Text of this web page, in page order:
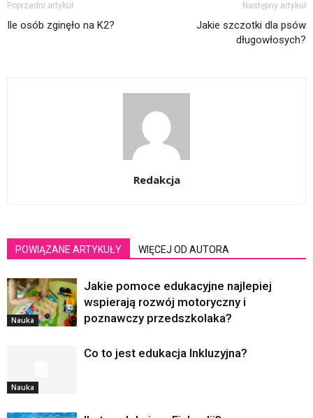
Poprzedni artykuł
Ile osób zginęło na K2?
Następny artykuł
Jakie szczotki dla psów
długowłosych?
Redakcja
POWIĄZANE ARTYKUŁY WIĘCEJ OD AUTORA
Nauka
Jakie pomoce edukacyjne najlepiej
wspierają rozwój motoryczny i
poznawczy przedszkolaka?
Nauka
Co to jest edukacja Inkluzyjna?